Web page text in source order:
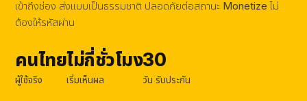
เข้าถึงช่อง ส่งแบบเป็นธรรมชาติ ปลอดภัยต่อสถานะ Monetize ไม่
ต้องให้รหัสผ่าน
คนไทย
ผู้ใช้จริง
ไม่กี่ชั่วโมง
เริ่มเห็นผล
30
วัน รับประกัน